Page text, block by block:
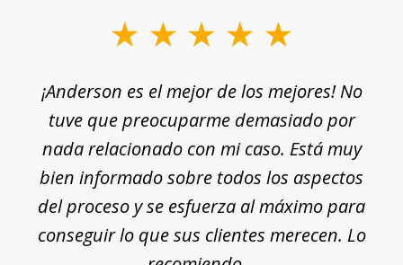
¡Anderson es el mejor de los mejores! No
tuve que preocuparme demasiado por
nada relacionado con mi caso. Está muy
bien informado sobre todos los aspectos
del proceso y se esfuerza al máximo para
conseguir lo que sus clientes merecen. Lo